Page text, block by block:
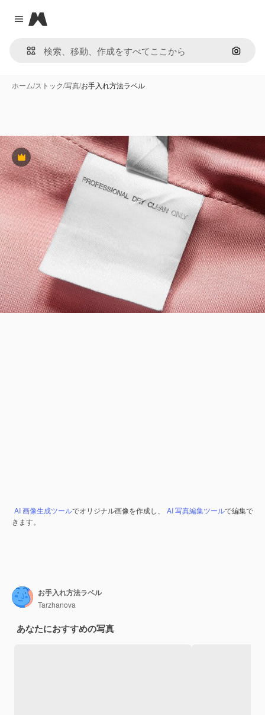
Close menu
Magnific
画像で
ホーム/ストック/写真/お手入れ方法ラベル
Premium
AI 画像生成ツールでオリジナル画像を作成し、 AI 写真編集ツールで編集で
きます。
お手入れ方法ラベル
Tarzhanova
あなたにおすすめの写真